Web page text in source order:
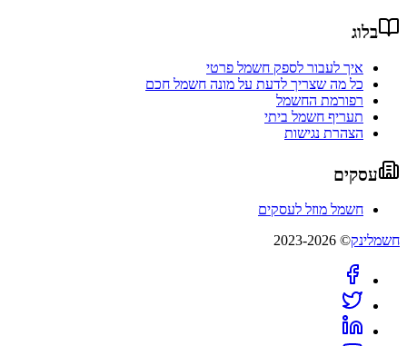
בלוג
איך לעבור לספק חשמל פרטי
כל מה שצריך לדעת על מונה חשמל חכם
רפורמת החשמל
תעריף חשמל ביתי
הצהרת נגישות
עסקים
חשמל מוזל לעסקים
חשמלינק© 2023-2026